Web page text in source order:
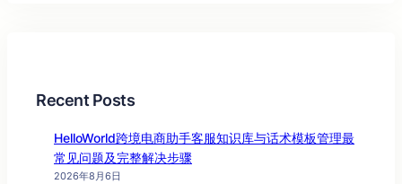
Recent Posts
HelloWorld跨境电商助手客服知识库与话术模板管理最
常见问题及完整解决步骤
2026年8月6日